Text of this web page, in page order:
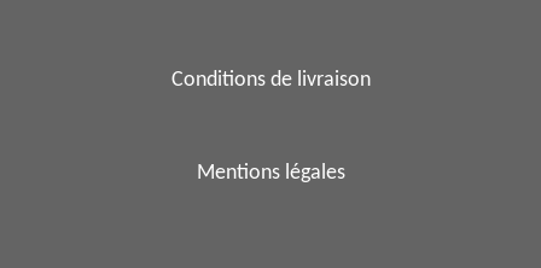
Conditions de livraison
Mentions légales